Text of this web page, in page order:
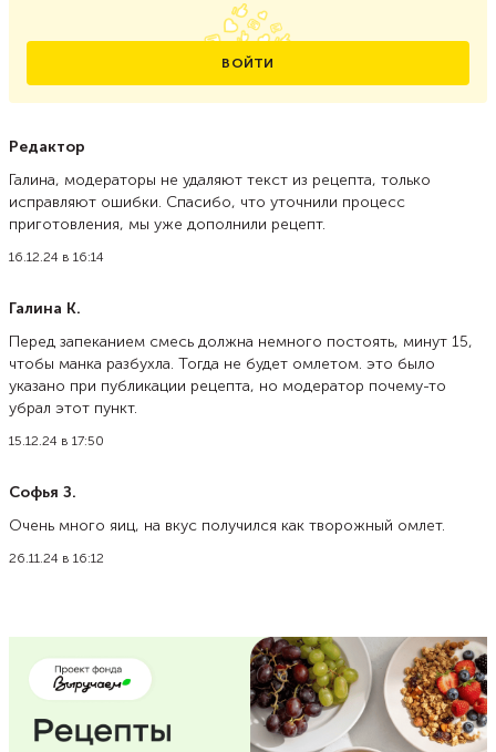
ВОЙТИ
Редактор
Галина, модераторы не удаляют текст из рецепта, только
исправляют ошибки. Спасибо, что уточнили процесс
приготовления, мы уже дополнили рецепт.
16.12.24 в 16:14
Галина К.
Перед запеканием смесь должна немного постоять, минут 15,
чтобы манка разбухла. Тогда не будет омлетом. это было
указано при публикации рецепта, но модератор почему-то
убрал этот пункт.
15.12.24 в 17:50
Софья З.
Очень много яиц, на вкус получился как творожный омлет.
26.11.24 в 16:12